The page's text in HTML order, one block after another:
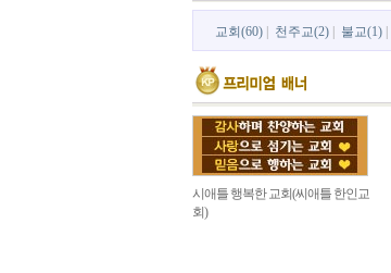
교회(60) 천주교(2) 불교(1)
시애틀 행복한 교회(씨애틀 한인교
회)